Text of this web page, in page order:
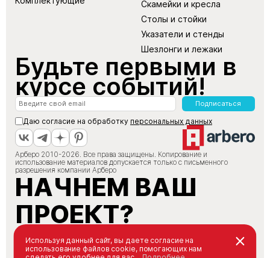
Скамейки и кресла
Столы и стойки
Указатели и стенды
Шезлонги и лежаки
Будьте первыми в
курсе событий!
Подписаться
Даю согласие на обработку персональных данных
Арберо 2010-2026. Все права защищены. Копирование и
использование материалов допускается только с письменного
разрешения компании Арберо
НАЧНЕМ ВАШ
ПРОЕКТ?
+7 (495) 147-66-88
Используя данный сайт, вы даете согласие на
использование файлов cookie, помогающих нам